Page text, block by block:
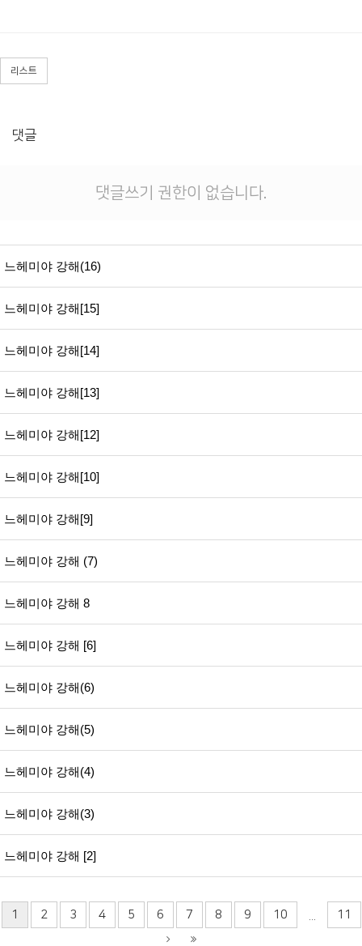
리스트
댓글
댓글쓰기 권한이 없습니다.
느헤미야 강해(16)
느헤미야 강해[15]
느헤미야 강해[14]
느헤미야 강해[13]
느헤미야 강해[12]
느헤미야 강해[10]
느헤미야 강해[9]
느헤미야 강해 (7)
느헤미야 강해 8
느헤미야 강해 [6]
느헤미야 강해(6)
느헤미야 강해(5)
느헤미야 강해(4)
느헤미야 강해(3)
느헤미야 강해 [2]
1 2 3 4 5 6 7 8 9 10 11